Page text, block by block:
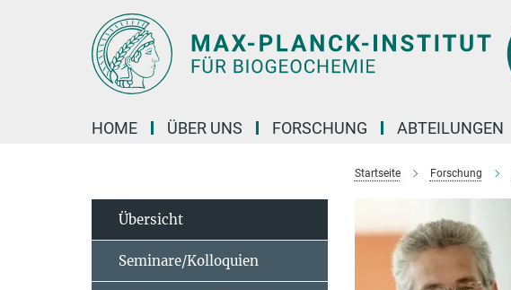
HOME ÜBER UNS FORSCHUNG ABTEILUNGEN
Startseite Forschung
Übersicht
Seminare/Kolloquien